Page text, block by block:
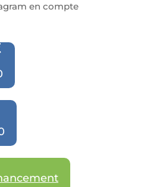
en compte